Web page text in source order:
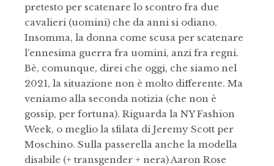
pretesto per scatenare lo scontro fra due
cavalieri (uomini) che da anni si odiano.
Insomma, la donna come scusa per scatenare
l’ennesima guerra fra uomini, anzi fra regni.
Bè, comunque, direi che oggi, che siamo nel
2021, la situazione non è molto differente. Ma
veniamo alla seconda notizia (che non è
gossip, per fortuna). Riguarda la NY Fashion
Week, o meglio la sfilata di Jeremy Scott per
Moschino. Sulla passerella anche la modella
disabile (+ transgender + nera) Aaron Rose